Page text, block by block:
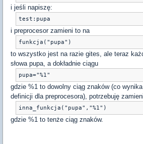
i jeśli napiszę:
test:pupa
i preprocesor zamieni to na
to wszystko jest na razie gites, ale teraz
słowa pupa, a dokładnie ciągu
gdzie %1 to dowolny ciąg znaków (co
definicji dla preprocesora), potrzebuję
gdzie %1 to tenże ciąg znaków.